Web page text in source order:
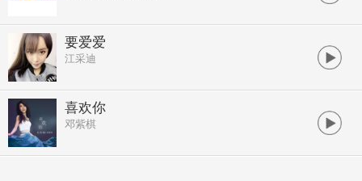
要爱爱
江采迪
喜欢你
邓紫棋